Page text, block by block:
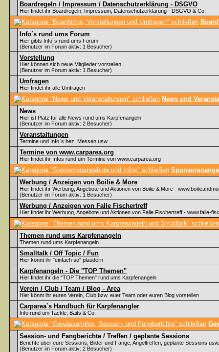
Boardregeln / Impressum / Datenschutzerklärung - DSGVO
Hier findet ihr Boardregeln, Impressum, Datenschutzerklärung - DSGVO & Co.
Info`s rund ums Forum
Hier gibts Info`s rund ums Forum
(Benutzer im Forum aktiv: 1 Besucher)
Vorstellung
Hier können sich neue Mitglieder vorstellen
(Benutzer im Forum aktiv: 1 Besucher)
Umfragen
Hier findet ihr alle Umfragen
News und
News
Hier ist Platz für alle News rund ums Karpfenangeln
(Benutzer im Forum aktiv: 2 Besucher)
Veranstaltungen
Termine und Info`s bez. Messen usw.
Termine von www.carparea.org
Hier findet ihr Infos rund um Termine von www.carparea.org
Werbung / Anzeigen von Boilie & More
Hier findet ihr Werbung, Angebote und Aktionen von Boilie & More -
(Benutzer im Forum aktiv: 1 Besucher)
Werbung / Anzeigen von Falle Fischertreff
Hier findet ihr Werbung, Angebote und Aktionen von Falle Fischertreff - www.falle-
Themen rund ums Karpfenangeln
Themen rund ums Karpfenangeln
Smalltalk / Off Topic / Fun
Hier könnt ihr "einfach so" plaudern
Karpfenangeln - Die "TOP Themen"
Hier findet ihr die "TOP Themen" rund ums Karpfenangeln
Verein / Club / Team / Blog - Area
Hier könnt ihr euren Verein, Club bzw. euer Team oder euren Blog vorstellen
Carparea`s Handbuch für Karpfenangler
Info rund um Tackle, Baits & Co.
Session- und Fangberichte / Treffen / geplante Sessions
Berichte über eure Sessions, Bilder und Fänge, Angeltreffen, geplante Sessions usw.
(Benutzer im Forum aktiv: 2 Besucher)